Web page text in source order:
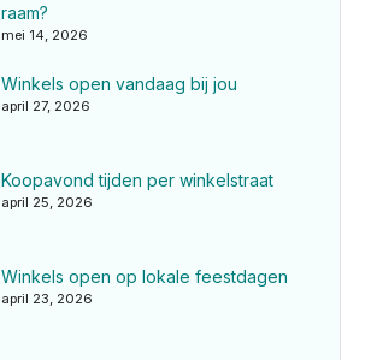
raam?
mei 14, 2026
Winkels open vandaag bij jou
april 27, 2026
Koopavond tijden per winkelstraat
april 25, 2026
Winkels open op lokale feestdagen
april 23, 2026